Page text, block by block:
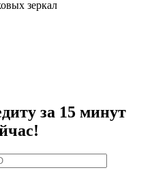
зеркал
за 15 минут